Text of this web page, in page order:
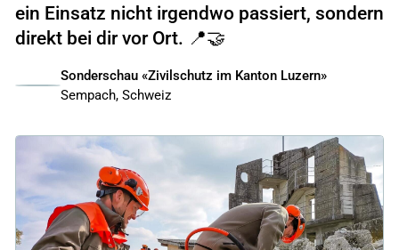
ein Einsatz nicht irgendwo passiert, sondern
direkt bei dir vor Ort. 📍🤝
Sonderschau «Zivilschutz im Kanton Luzern»
Sempach, Schweiz